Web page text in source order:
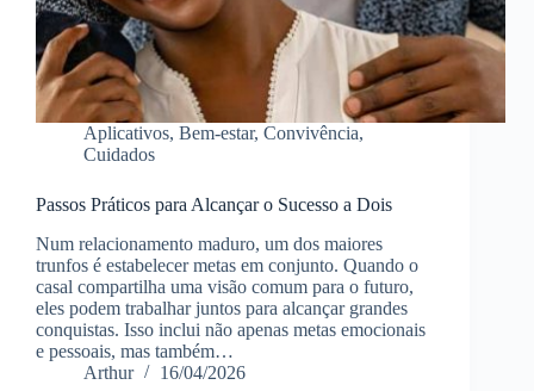
Aplicativos, Bem-estar, Convivência,
Cuidados
Passos Práticos para Alcançar o Sucesso a Dois
Num relacionamento maduro, um dos maiores
trunfos é estabelecer metas em conjunto. Quando o
casal compartilha uma visão comum para o futuro,
eles podem trabalhar juntos para alcançar grandes
conquistas. Isso inclui não apenas metas emocionais
e pessoais, mas também…
Arthur
16/04/2026